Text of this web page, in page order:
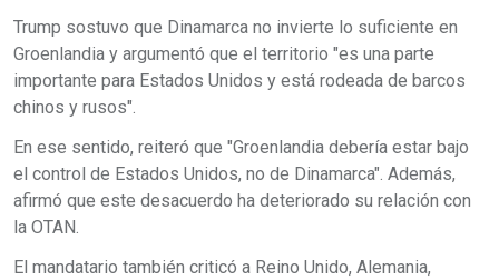
Trump sostuvo que Dinamarca no invierte lo suficiente en
Groenlandia y argumentó que el territorio "es una parte
importante para Estados Unidos y está rodeada de barcos
chinos y rusos".
En ese sentido, reiteró que "Groenlandia debería estar bajo
el control de Estados Unidos, no de Dinamarca". Además,
afirmó que este desacuerdo ha deteriorado su relación con
la OTAN.
El mandatario también criticó a Reino Unido, Alemania,